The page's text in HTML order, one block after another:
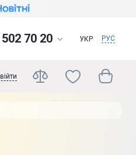
70 20 УКР РУС